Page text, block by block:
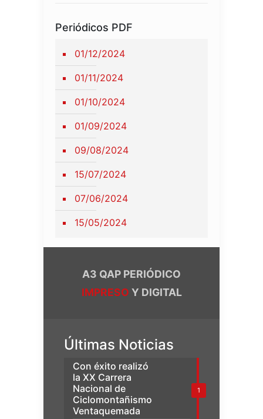
Periódicos PDF
01/12/2024
01/11/2024
01/10/2024
01/09/2024
09/08/2024
15/07/2024
07/06/2024
15/05/2024
A3 QAP PERIÓDICO
IMPRESO Y DIGITAL
Últimas Noticias
1
Con éxito realizó
la XX Carrera
Nacional de
Ciclomontañismo
Ventaquemada